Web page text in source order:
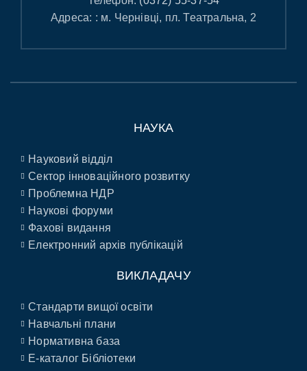
Адреса: : м. Чернівці, пл. Театральна, 2
НАУКА
Науковий відділ
Сектор інноваційного розвитку
Проблемна НДР
Наукові форуми
Фахові видання
Електронний архів публікацій
ВИКЛАДАЧУ
Стандарти вищої освіти
Навчальні плани
Нормативна база
E-каталог Бібліотеки